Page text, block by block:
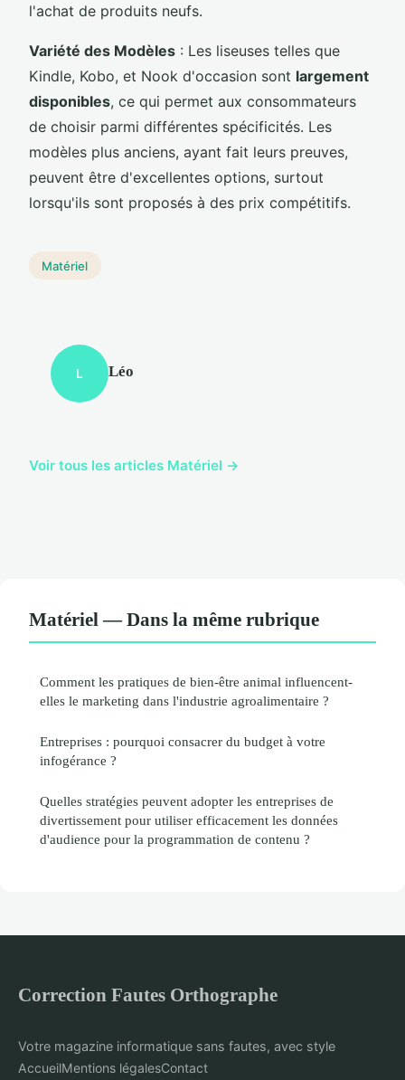
l'achat de produits neufs.
Variété des Modèles : Les liseuses telles que
Kindle, Kobo, et Nook d'occasion sont largement
disponibles, ce qui permet aux consommateurs
de choisir parmi différentes spécificités. Les
modèles plus anciens, ayant fait leurs preuves,
peuvent être d'excellentes options, surtout
lorsqu'ils sont proposés à des prix compétitifs.
Matériel
L Léo
Voir tous les articles Matériel →
Matériel — Dans la même rubrique
Comment les pratiques de bien-être animal influencent-
elles le marketing dans l'industrie agroalimentaire ?
Entreprises : pourquoi consacrer du budget à votre
infogérance ?
Quelles stratégies peuvent adopter les entreprises de
divertissement pour utiliser efficacement les données
d'audience pour la programmation de contenu ?
Correction Fautes Orthographe
Votre magazine informatique sans fautes, avec style
AccueilMentions légalesContact